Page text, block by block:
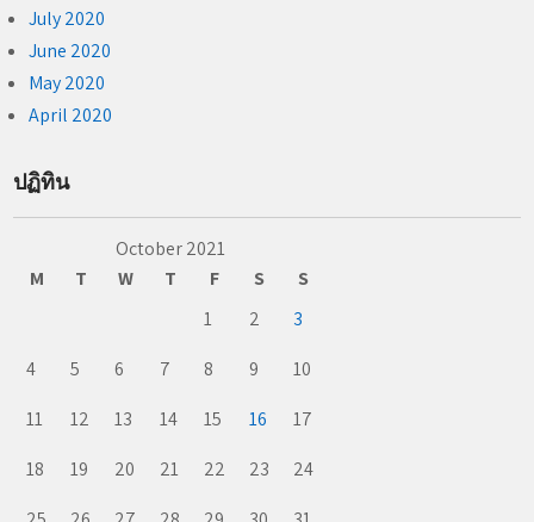
July 2020
June 2020
May 2020
April 2020
ปฏิทิน
October 2021
M
T W T F S
S
1
2
3
4
5 6 7 8 9
10
11
12 13 14 15 16
17
18
19 20 21 22 23
24